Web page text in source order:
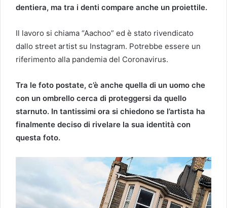
dentiera, ma tra i denti compare anche un proiettile.
Il lavoro si chiama “Aachoo” ed è stato rivendicato
dallo street artist su Instagram. Potrebbe essere un
riferimento alla pandemia del Coronavirus.
Tra le foto postate, c’è anche quella di un uomo che
con un ombrello cerca di proteggersi da quello
starnuto. In tantissimi ora si chiedono se l’artista ha
finalmente deciso di rivelare la sua identità con
questa foto.